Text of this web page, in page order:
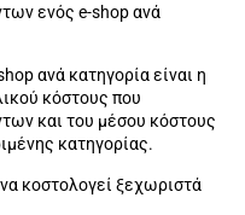
ενός e-shop ανά
ανά κατηγορία είναι η
κόστους που
και του μέσου κόστους
κατηγορίας.
κοστολογεί ξεχωριστά